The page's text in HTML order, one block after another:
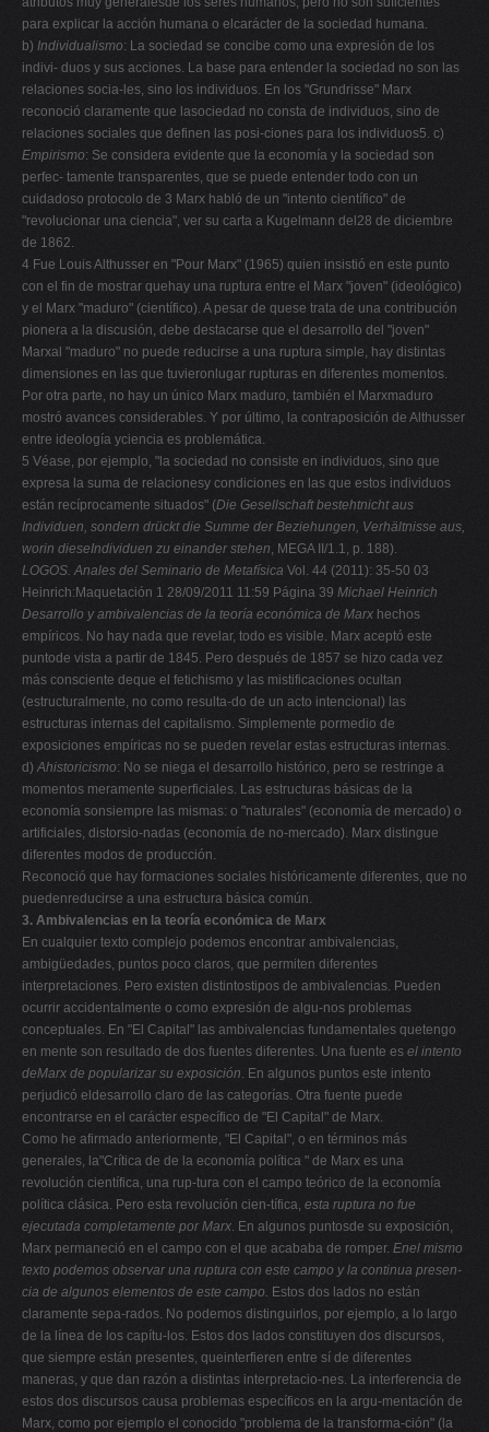
para explicar la acción humana o elcarácter de la sociedad humana.
b) Individualismo: La sociedad se concibe como una expresión de los
indivi- duos y sus acciones. La base para entender la sociedad no son las
relaciones socia-les, sino los individuos. En los "Grundrisse" Marx
reconoció claramente que lasociedad no consta de individuos, sino de
relaciones sociales que definen las posi-ciones para los individuos5. c)
Empirismo: Se considera evidente que la economía y la sociedad son
perfec- tamente transparentes, que se puede entender todo con un
cuidadoso protocolo de 3 Marx habló de un "intento científico" de
"revolucionar una ciencia", ver su carta a Kugelmann del28 de diciembre
de 1862.
4 Fue Louis Althusser en "Pour Marx" (1965) quien insistió en este punto
con el fin de mostrar quehay una ruptura entre el Marx "joven" (ideológico)
y el Marx "maduro" (científico). A pesar de quese trata de una contribución
pionera a la discusión, debe destacarse que el desarrollo del "joven"
Marxal "maduro" no puede reducirse a una ruptura simple, hay distintas
dimensiones en las que tuvieronlugar rupturas en diferentes momentos.
Por otra parte, no hay un único Marx maduro, también el Marxmaduro
mostró avances considerables. Y por último, la contraposición de Althusser
entre ideología yciencia es problemática.
5 Véase, por ejemplo, "la sociedad no consiste en individuos, sino que
expresa la suma de relacionesy condiciones en las que estos individuos
están recíprocamente situados" (Die Gesellschaft bestehtnicht aus
Individuen, sondern drückt die Summe der Beziehungen, Verhältnisse aus,
worin dieseIndividuen zu einander stehen, MEGA II/1.1, p. 188).
LOGOS. Anales del Seminario de Metafísica Vol. 44 (2011): 35-50 03
Heinrich:Maquetación 1 28/09/2011 11:59 Página 39 Michael Heinrich
Desarrollo y ambivalencias de la teoría económica de Marx hechos
empíricos. No hay nada que revelar, todo es visible. Marx aceptó este
puntode vista a partir de 1845. Pero después de 1857 se hizo cada vez
más consciente deque el fetichismo y las mistificaciones ocultan
(estructuralmente, no como resulta-do de un acto intencional) las
estructuras internas del capitalismo. Simplemente pormedio de
exposiciones empíricas no se pueden revelar estas estructuras internas.
d)Ahistoricismo: No se niega el desarrollo histórico, pero se restringe a
momentos meramente superficiales. Las estructuras básicas de la
economía sonsiempre las mismas: o "naturales" (economía de mercado) o
artificiales, distorsio-nadas (economía de no-mercado). Marx distingue
diferentes modos de producción.
Reconoció que hay formaciones sociales históricamente diferentes, que no
puedenreducirse a una estructura básica común.
3. Ambivalencias en la teoría económica de Marx
En cualquier texto complejo podemos encontrar ambivalencias,
ambigüedades, puntos poco claros, que permiten diferentes
interpretaciones. Pero existen distintostipos de ambivalencias. Pueden
ocurrir accidentalmente o como expresión de algu-nos problemas
conceptuales. En "El Capital" las ambivalencias fundamentales quetengo
en mente son resultado de dos fuentes diferentes. Una fuente es el intento
deMarx de popularizar su exposición. En algunos puntos este intento
perjudicó eldesarrollo claro de las categorías. Otra fuente puede
encontrarse en el carácter específico de "El Capital" de Marx.
Como he afirmado anteriormente, "El Capital", o en términos más
generales, la"Crítica de de la economía política " de Marx es una
revolución científica, una rup-tura con el campo teórico de la economía
política clásica. Pero esta revolución cien-tífica, esta ruptura no fue
ejecutada completamente por Marx. En algunos puntosde su exposición,
Marx permaneció en el campo con el que acababa de romper. Enel mismo
texto podemos observar una ruptura con este campo y la continua presen-
cia de algunos elementos de este campo. Estos dos lados no están
claramente sepa-rados. No podemos distinguirlos, por ejemplo, a lo largo
de la línea de los capítu-los. Estos dos lados constituyen dos discursos,
que siempre están presentes, queinterfieren entre sí de diferentes
maneras, y que dan razón a distintas interpretacio-nes. La interferencia de
estos dos discursos causa problemas específicos en la argu-mentación de
Marx, como por ejemplo el conocido "problema de la transforma-ción" (la